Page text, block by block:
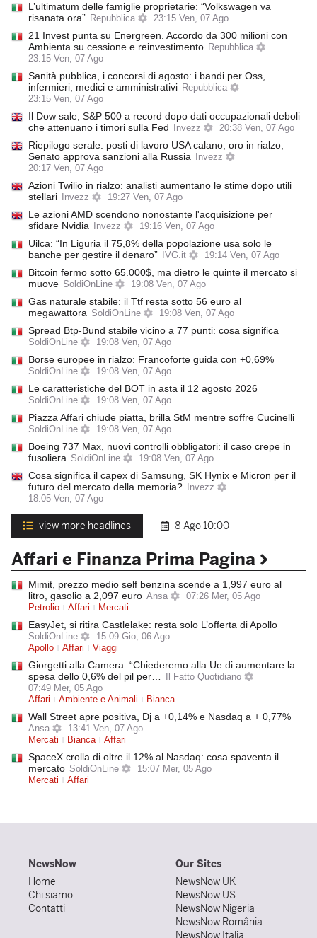
L’ultimatum delle famiglie proprietarie: “Volkswagen va
risanata ora” Repubblica 23:15 Ven, 07 Ago
21 Invest punta su Energreen. Accordo da 300 milioni con
Ambienta su cessione e reinvestimento Repubblica
23:15 Ven, 07 Ago
Sanità pubblica, i concorsi di agosto: i bandi per Oss,
infermieri, medici e amministrativi Repubblica
23:15 Ven, 07 Ago
Il Dow sale, S&P 500 a record dopo dati occupazionali deboli
che attenuano i timori sulla Fed
Invezz 20:38 Ven, 07 Ago
Riepilogo serale: posti di lavoro USA calano, oro in rialzo,
Senato approva sanzioni alla Russia
Invezz
20:17 Ven, 07 Ago
Azioni Twilio in rialzo: analisti aumentano le stime dopo utili
stellari
Invezz 19:27 Ven, 07 Ago
Le azioni AMD scendono nonostante l'acquisizione per
sfidare Nvidia
Invezz 19:16 Ven, 07 Ago
Uilca: “In Liguria il 75,8% della popolazione usa solo le
banche per gestire il denaro”
IVG.it 19:14 Ven, 07 Ago
Bitcoin fermo sotto 65.000$, ma dietro le quinte il mercato si
muove SoldiOnLine 19:08 Ven, 07 Ago
Gas naturale stabile: il Ttf resta sotto 56 euro al
megawattora SoldiOnLine 19:08 Ven, 07 Ago
Spread Btp-Bund stabile vicino a 77 punti: cosa significa
SoldiOnLine 19:08 Ven, 07 Ago
Borse europee in rialzo: Francoforte guida con +0,69%
SoldiOnLine 19:08 Ven, 07 Ago
Le caratteristiche del BOT in asta il 12 agosto 2026
SoldiOnLine 19:08 Ven, 07 Ago
Piazza Affari chiude piatta, brilla StM mentre soffre Cucinelli
SoldiOnLine 19:08 Ven, 07 Ago
Boeing 737 Max, nuovi controlli obbligatori: il caso crepe in
fusoliera SoldiOnLine 19:08 Ven, 07 Ago
Cosa significa il capex di Samsung, SK Hynix e Micron per il
futuro del mercato della memoria?
Invezz
18:05 Ven, 07 Ago
view more headlines 8 Ago10:00
Affari e Finanza Prima Pagina
Mimit, prezzo medio self benzina scende a 1,997 euro al
litro, gasolio a 2,097 euro Ansa
07:26 Mer, 05 Ago
Petrolio
Affari Mercati
EasyJet, si ritira Castlelake: resta solo L’offerta di Apollo
SoldiOnLine
15:09 Gio, 06 Ago
Apollo
Affari Viaggi
Giorgetti alla Camera: “Chiederemo alla Ue di aumentare la
spesa dello 0,6% del pil per…
Il Fatto Quotidiano
07:49 Mer, 05 Ago
Affari
Ambiente e Animali Bianca
Wall Street apre positiva, Dj a +0,14% e Nasdaq a + 0,77%
Ansa
13:41 Ven, 07 Ago
Mercati
Bianca Affari
SpaceX crolla di oltre il 12% al Nasdaq: cosa spaventa il
mercato SoldiOnLine
15:07 Mer, 05 Ago
Mercati
Affari
NewsNow
Home
Chi siamo
Contatti
Our Sites
NewsNow UK
NewsNow US
NewsNow Nigeria
NewsNow România
NewsNow Italia